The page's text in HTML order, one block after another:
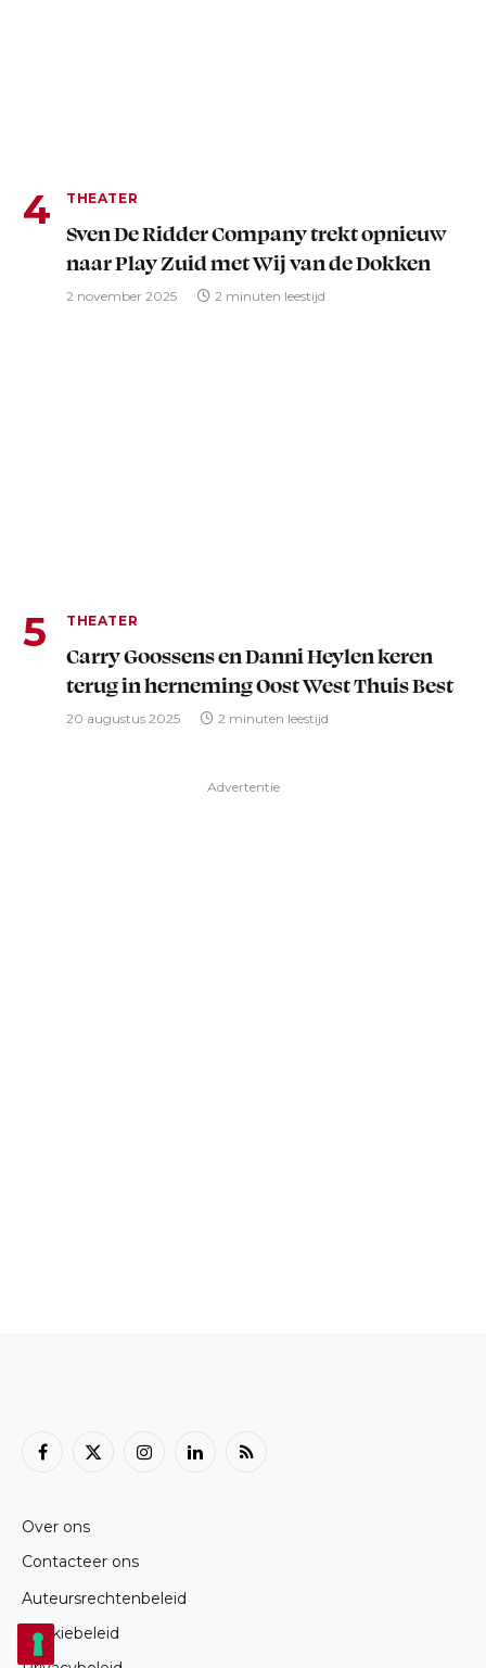
THEATER
Sven De Ridder Company trekt opnieuw
naar Play Zuid met Wij van de Dokken
2 november 2025 2 minuten leestijd
THEATER
Carry Goossens en Danni Heylen keren
terug in herneming Oost West Thuis Best
20 augustus 2025 2 minuten leestijd
Advertentie
Facebook
X
InstagramLinkedInRSS
Over ons
Contacteer ons
Auteursrechtenbeleid
Cookiebeleid